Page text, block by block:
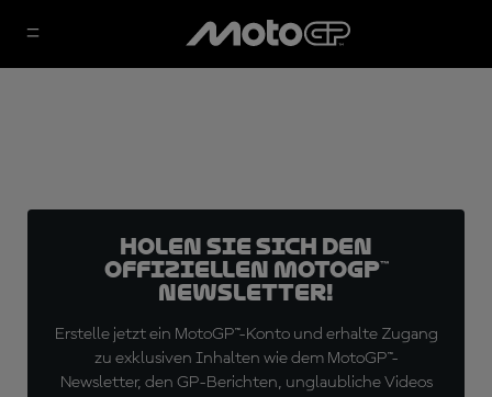
Holen Sie sich den
offiziellen MotoGP™
Newsletter!
Erstelle jetzt ein MotoGP™-Konto und erhalte Zugang
zu exklusiven Inhalten wie dem MotoGP™-
Newsletter, den GP-Berichten, unglaubliche Videos